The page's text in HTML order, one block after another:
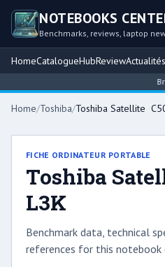
NOTEBOOKS
Benchmarks, reviews, laptop
HomeCatalogueHubReviewActualités
Home/Toshiba/Toshiba Satellite
FICHE ORDINATEUR PORTABLE
Toshiba
L3K
Benchmark data, technical
references for this notebook